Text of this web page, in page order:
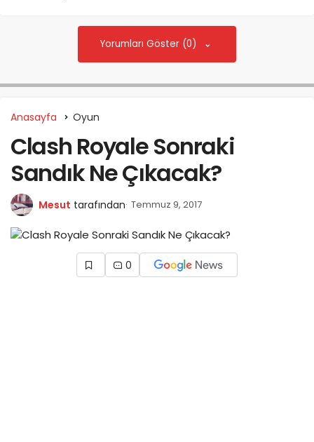
Yorumları Göster (0)
Anasayfa Oyun
Clash Royale Sonraki
Sandık Ne Çıkacak?
Mesut tarafından Temmuz 9, 2017
0